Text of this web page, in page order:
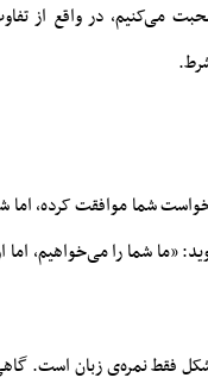
می‌کنیم، در واقع از
شما موافقت کرده، اما
«ما شما را می‌خواهیم، اما
فقط نمره‌ی زبان است.